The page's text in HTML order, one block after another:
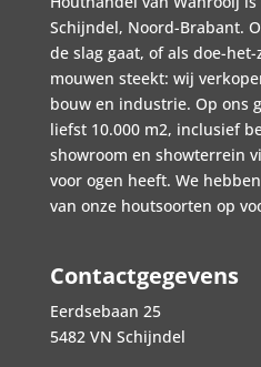
Schijndel, Noord-Brabant.
de slag gaat, of als doe-
mouwen steekt: wij
bouw en industrie. Op ons
liefst 10.000 m2, inclusief
showroom en showterrein
voor ogen heeft. We
van onze houtsoorten op
Contactgegevens
Eerdsebaan 25
5482 VN Schijndel